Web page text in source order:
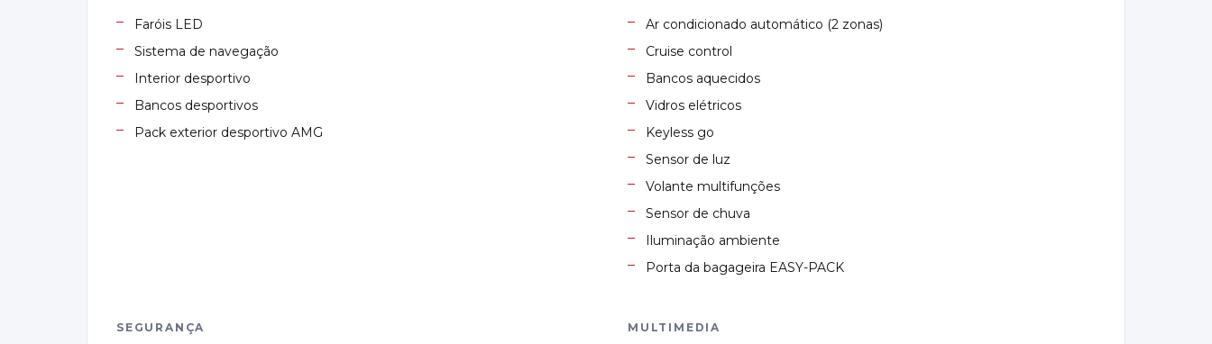
Faróis LED
Sistema de navegação
Interior desportivo
Bancos desportivos
Pack exterior desportivo AMG
Ar condicionado automático (2 zonas)
Cruise control
Bancos aquecidos
Vidros elétricos
Keyless go
Sensor de luz
Volante multifunções
Sensor de chuva
Iluminação ambiente
Porta da bagageira EASY-PACK
SEGURANÇA MULTIMEDIA